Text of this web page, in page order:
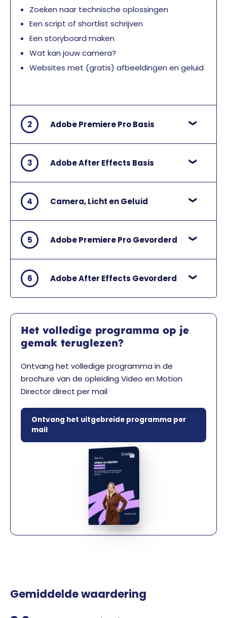
Zoeken naar technische oplossingen
Een script of shortlist schrijven
Een storyboard maken
Wat kan jouw camera?
Websites met (gratis) afbeeldingen en geluid
2 Adobe Premiere Pro Basis
3 Adobe After Effects Basis
4 Camera, Licht en Geluid
5 Adobe Premiere Pro Gevorderd
6 Adobe After Effects Gevorderd
Het volledige programma op je
gemak teruglezen?
Ontvang het volledige programma in de
brochure van de opleiding Video en Motion
Director direct per mail
Ontvang het uitgebreide programma per
mail
Gemiddelde waardering